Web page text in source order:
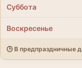
Суббота
Воскресенье
🕒 В предпраздничные